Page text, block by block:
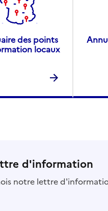
des points
locaux
d'information
notre lettre